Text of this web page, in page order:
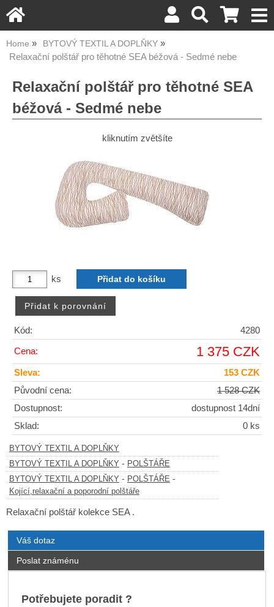
Home BYTOVÝ TEXTIL A DOPLŇKY
Relaxační polštář pro těhotné SEA béžová - Sedmé nebe
Relaxační polštář pro těhotné SEA
béžová - Sedmé nebe
kliknutím zvětšíte
ks
Kód: 4280
Cena: 1 375 CZK
Sleva:
153 CZK
Původní cena:
1 528 CZK
Dostupnost:
dostupnost 14dní
Sklad:
0 ks
BYTOVÝ TEXTIL A DOPLŇKY
BYTOVÝ TEXTIL A DOPLŇKY - POLŠTÁŘE
BYTOVÝ TEXTIL A DOPLŇKY - POLŠTÁŘE -
Kojící,relaxační a poporodní polštáře
Relaxační polštář kolekce SEA .
Váš dotaz
Poslat známénu
Potřebujete poradit ?